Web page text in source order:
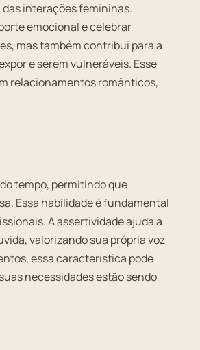
interações femininas.
emocional e celebrar
mas também contribui para a
e serem vulneráveis. Esse
relacionamentos românticos,
tempo, permitindo que
Essa habilidade é fundamental
A assertividade ajuda a
valorizando sua própria voz
essa característica pode
necessidades estão sendo